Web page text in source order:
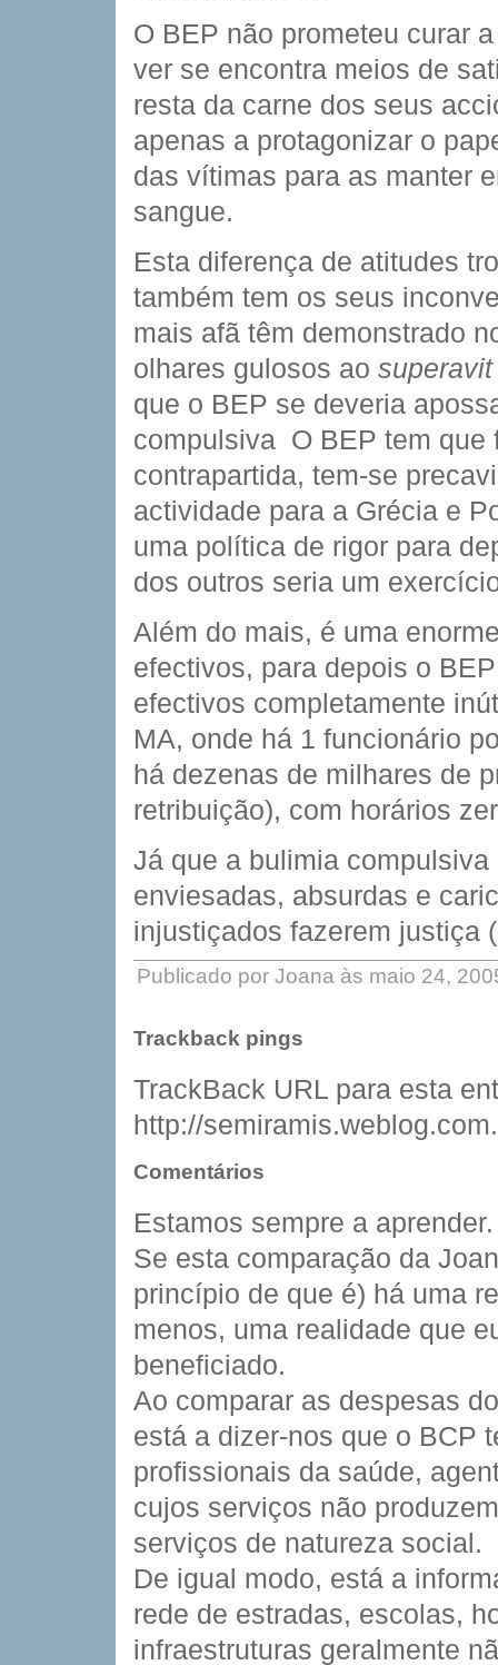
O BEP não prometeu curar
ver se encontra meios de
resta da carne dos seus
apenas a protagonizar o
das vítimas para as manter
sangue.
Esta diferença de atitudes
também tem os seus
mais afã têm demonstrado
olhares gulosos ao superavit
que o BEP se deveria
compulsiva  O BEP tem
contrapartida, tem-se
actividade para a Grécia e
uma política de rigor para
dos outros seria um
Além do mais, é uma
efectivos, para depois o
efectivos completamente
MA, onde há 1 funcionário
há dezenas de milhares de
retribuição), com horários
Já que a bulimia
enviesadas, absurdas e
injustiçados fazerem justiça
Publicado por Joana às maio 24,
Trackback pings
TrackBack URL para esta
http://
Comentários
Estamos sempre a aprender.
Se esta comparação da
princípio de que é) há uma
menos, uma realidade que
beneficiado.
Ao comparar as despesas
está a dizer-nos que o BCP
profissionais da saúde,
cujos serviços não
serviços de natureza social.
De igual modo, está a
rede de estradas, escolas,
infraestruturas geralmente